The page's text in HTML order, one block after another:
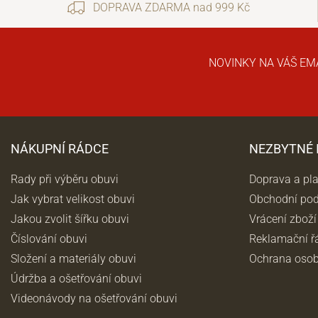
DOPRAVA ZDARMA nad 999 Kč
NOVINKY NA VÁŠ
NÁKUPNÍ RÁDCE
Rady při výběru obuvi
Jak vybrat velikost obuvi
Jakou zvolit šířku obuvi
Číslování obuvi
Složení a materiály obuvi
Údržba a ošetřování obuvi
Videonávody na ošetřování obuvi
NEZBYTNÉ
Doprava a
Obchodní
Vrácení zboží
Reklamační
Ochrana